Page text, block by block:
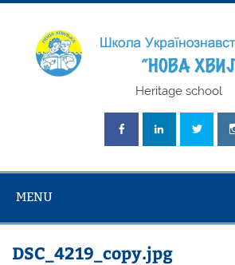
Skip
Heritage school
MENU
DSC_4219_copy.jpg